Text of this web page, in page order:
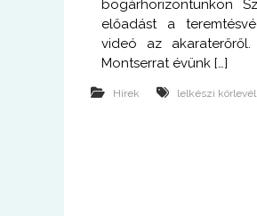
bogárhorizontunkon
előadást a
videó az akaraterőről.
Montserrat évünk […]
Hírek lelkészi körlevél